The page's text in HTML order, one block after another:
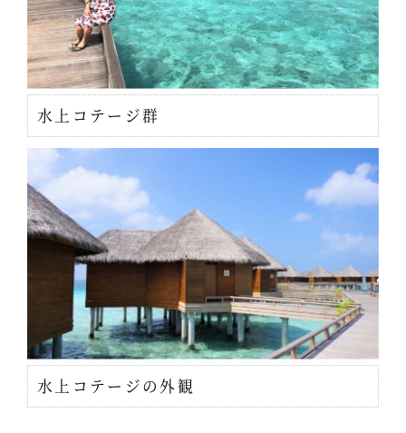
水上コテージ群
水上コテージの外観